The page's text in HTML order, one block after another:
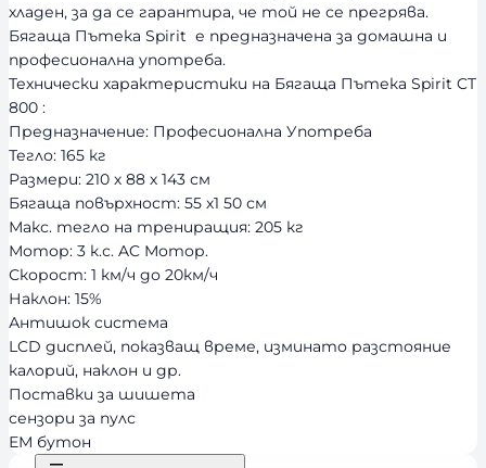
хладен, за да се гарантира, че той не се прегрява.
Бягаща Пътека Spirit е предназначена за домашна и
професионална употреба.
Технически характеристики на Бягаща Пътека Spirit CT
800 :
Предназначение: Професионална Употреба
Тегло: 165 кг
Размери: 210 х 88 х 143 см
Бягаща повърхност: 55 х1 50 см
Макс. тегло на трениращия: 205 кг
Мотор: 3 к.с. AC Мотор.
Скорост: 1 км/ч до 20км/ч
Наклон: 15%
Антишок система
LCD дисплей, показващ време, изминато разстояние
калорий, наклон и др.
Поставки за шишета
сензори за пулс
ЕМ бутон